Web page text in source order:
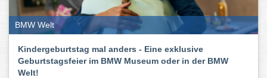
BMW Welt
Kindergeburtstag mal anders - Eine exklusive
Geburtstagsfeier im BMW Museum oder in der BMW
Welt!